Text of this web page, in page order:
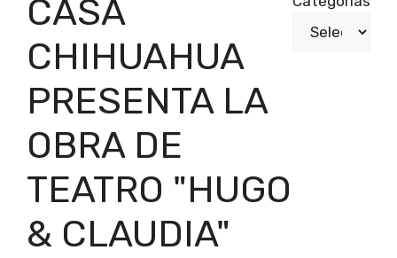
CASA
CHIHUAHUA
PRESENTA LA
OBRA DE
TEATRO "HUGO
& CLAUDIA"